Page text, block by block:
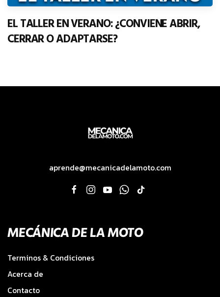
EL TALLER EN VERANO: ¿CONVIENE ABRIR,
CERRAR O ADAPTARSE?
aprende@mecanicadelamoto.com
MECÁNICA DE LA MOTO
Terminos & Condiciones
Acerca de
Contacto